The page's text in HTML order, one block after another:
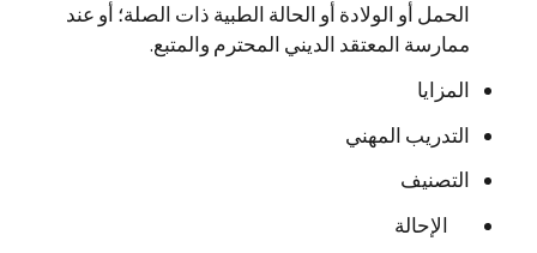
الحمل أو الولادة أو الحالة الطبية ذات الصلة؛ أو عند
ممارسة المعتقد الديني المحترم والمتبع.
المزايا
التدريب المهني
التصنيف
الإحالة